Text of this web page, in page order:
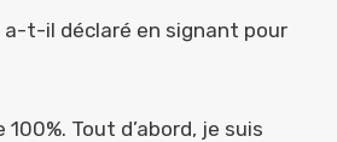
a-t-il déclaré en signant pour
Tout d’abord, je suis